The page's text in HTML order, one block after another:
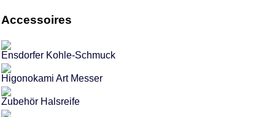
Accessoires
Ensdorfer Kohle-Schmuck
Higonokami Art Messer
Zubehör Halsreife